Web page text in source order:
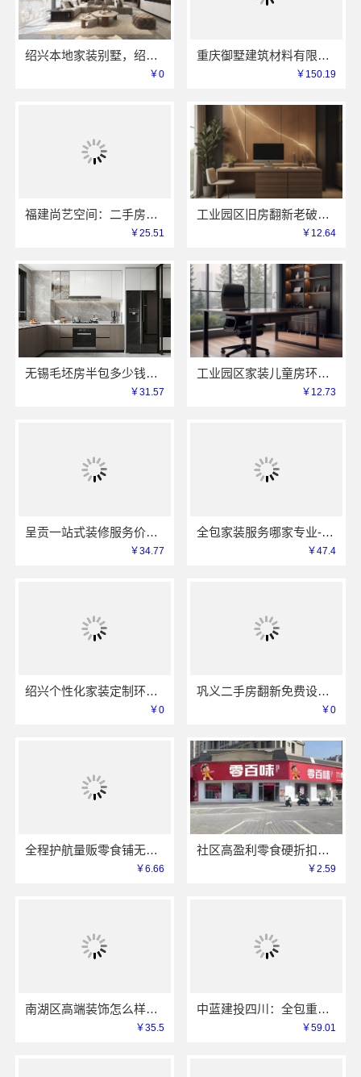
绍兴本地家装别墅，绍兴卓鑫装饰材料有限公司打造品质生活
￥0
重庆御墅建筑材料有限公司：本地装配式别墅建造零增项
￥150.19
福建尚艺空间：二手房家庭装修口碑优选整体落地
￥25.51
工业园区旧房翻新老破小拎包入住兔哥哥智装快速交付
￥12.64
无锡毛坯房半包多少钱无锡亿莱居装饰工程材料有限公司
￥31.57
工业园区家装儿童房环保兔哥哥智装用材严选
￥12.73
呈贡一站式装修服务价格表？云南至高新型建材有限公司闭口合同无增项
￥34.77
全包家装服务哪家专业-雅居美家
￥47.4
绍兴个性化家装定制环保优质材料-绍兴卓鑫
￥0
巩义二手房翻新免费设计-河南璟臻环保建材有限公司
￥0
全程护航量贩零食铺无忧经营-河南零百味供应链有限公司
￥6.66
社区高盈利零食硬折扣全域盈利
￥2.59
南湖区高端装饰怎么样，嘉兴锦居装饰材料有限公司
￥35.5
中蓝建投四川：全包重钢别墅婚房布置全流程托管
￥59.01